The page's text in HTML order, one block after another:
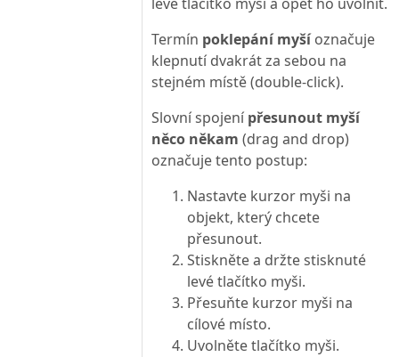
Termín poklepání myšíoznačuje
klepnutí dvakrát za sebou na
stejném místě (double-click).
Slovní spojení přesunout myší
něco někam (drag and drop)
označuje tento postup:
Nastavte kurzor myši na
objekt, který chcete
přesunout.
Stiskněte a držte stisknuté
levé tlačítko myši.
Přesuňte kurzor myši na
cílové místo.
Uvolněte tlačítko myši.